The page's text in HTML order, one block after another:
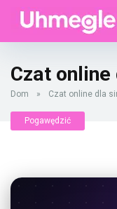
Czat
Dom » Czat online dla
Pogawędzić